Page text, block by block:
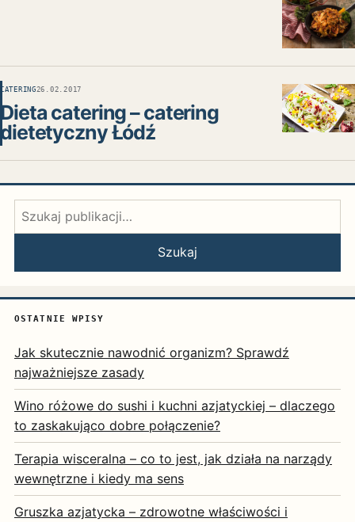
CATERING26.02.2017
Dieta catering – catering
dietetyczny Łódź
Szukaj:
Szukaj
OSTATNIE WPISY
Jak skutecznie nawodnić organizm? Sprawdź
najważniejsze zasady
Wino różowe do sushi i kuchni azjatyckiej – dlaczego
to zaskakująco dobre połączenie?
Terapia wisceralna – co to jest, jak działa na narządy
wewnętrzne i kiedy ma sens
Gruszka azjatycka – zdrowotne właściwości i